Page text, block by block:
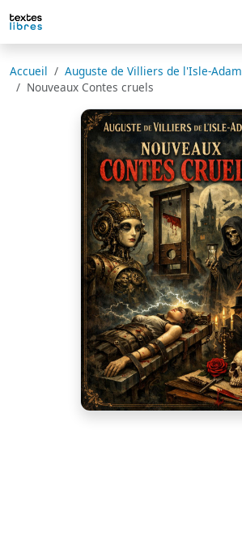
Accueil
Auguste de Villiers de l'Isle-Adam
Nouveaux Contes cruels